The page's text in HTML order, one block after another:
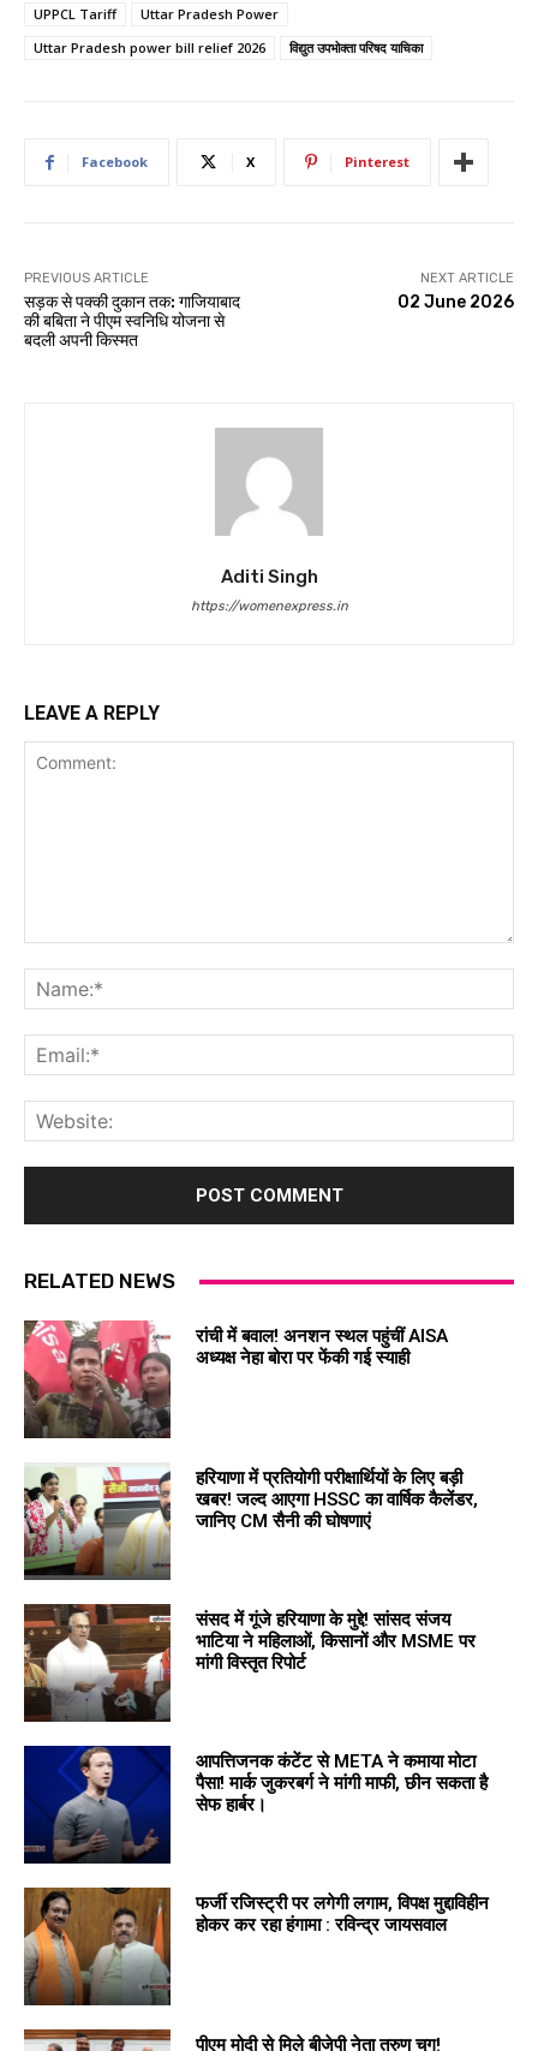
UPPCL Tariff
Uttar Pradesh Power
Uttar Pradesh power bill relief 2026
विद्युत उपभोक्ता परिषद याचिका
Facebook X Pinterest
PREVIOUS ARTICLE
सड़क से पक्की दुकान तक: गाजियाबाद
की बबिता ने पीएम स्वनिधि योजना से
बदली अपनी किस्मत
NEXT ARTICLE
02 June 2026
Aditi Singh
https://womenexpress.in
LEAVE A REPLY
RELATED NEWS
रांची में बवाल! अनशन स्थल पहुंचीं AISA
अध्यक्ष नेहा बोरा पर फेंकी गई स्याही
हरियाणा में प्रतियोगी परीक्षार्थियों के लिए बड़ी
खबर! जल्द आएगा HSSC का वार्षिक कैलेंडर,
जानिए CM सैनी की घोषणाएं
संसद में गूंजे हरियाणा के मुद्दे! सांसद संजय
भाटिया ने महिलाओं, किसानों और MSME पर
मांगी विस्तृत रिपोर्ट
आपत्तिजनक कंटेंट से META ने कमाया मोटा
पैसा! मार्क जुकरबर्ग ने मांगी माफी, छीन सकता है
सेफ हार्बर।
फर्जी रजिस्ट्री पर लगेगी लगाम, विपक्ष मुद्दाविहीन
होकर कर रहा हंगामा : रविन्द्र जायसवाल
पीएम मोदी से मिले बीजेपी नेता तरुण चुग!